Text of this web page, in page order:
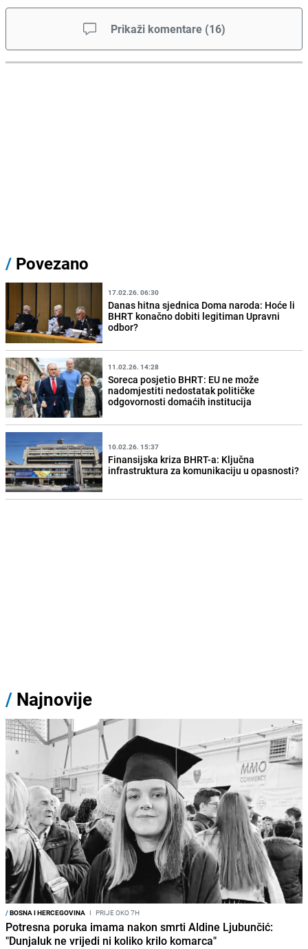
Prikaži komentare (16)
/ Povezano
17.02.26. 06:30
Danas hitna sjednica Doma naroda: Hoće li
BHRT konačno dobiti legitiman Upravni
odbor?
11.02.26. 14:28
Soreca posjetio BHRT: EU ne može
nadomjestiti nedostatak političke
odgovornosti domaćih institucija
10.02.26. 15:37
Finansijska kriza BHRT-a: Ključna
infrastruktura za komunikaciju u opasnosti?
/ Najnovije
/BOSNA I HERCEGOVINA I PRIJE OKO 7H
Potresna poruka imama nakon smrti Aldine Ljubunčić:
"Dunjaluk ne vrijedi ni koliko krilo komarca"